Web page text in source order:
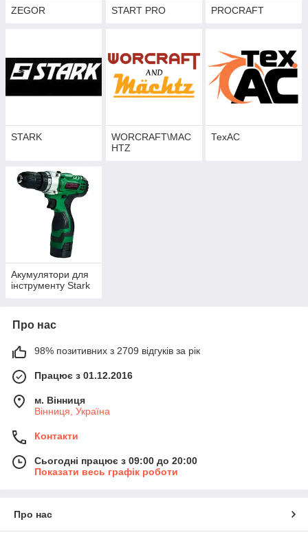
ZEGOR START PRO PROCRAFT
STARK
WORCRAFT\MAC
HTZ
ТехАС
Акумулятори для
інструменту Stark
Про нас
98% позитивних з 2709 відгуків за рік
Працює з 01.12.2016
м. Вінниця
Вінниця, Україна
Контакти
Сьогодні працює з 09:00 до 20:00
Показати весь графік роботи
Про нас